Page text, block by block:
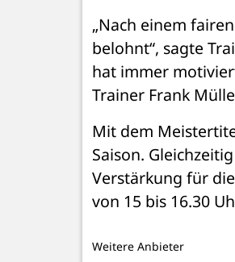
„Nach einem
belohnt“, sagte
hat immer
Trainer Frank
Mit dem
Saison.
Verstärkung für
von 15 bis 16.30
Weitere Anbieter